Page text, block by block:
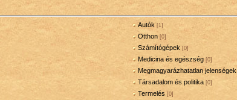
Autók [1]
Otthon [0]
Számítógépek [0]
Medicina és egészség [0]
Megmagyarázhatatlan jelenségek
Társadalom és politika [0]
Termelés [0]